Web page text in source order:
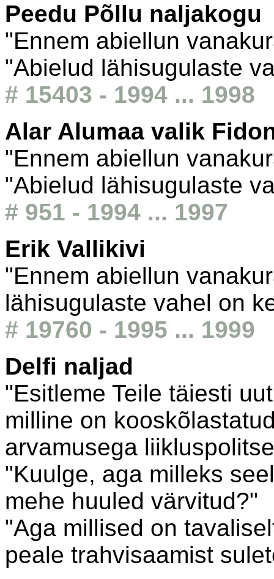
Peedu Põllu naljakogu
"Ennem abiellun
"Abielud lähisugulaste
# 15403 - 1994 ... 1998
Alar Alumaa valik
"Ennem abiellun
"Abielud lähisugulaste
# 951 - 1994 ... 1997
Erik Vallikivi
"Ennem abiellun
lähisugulaste vahel on
# 19760 - 1995 ... 1999
Delfi naljad
"Esitleme Teile täiesti
milline on
arvamusega
"Kuulge, aga milleks
mehe huuled värvitud?"
"Aga millised on
peale trahvisaamist